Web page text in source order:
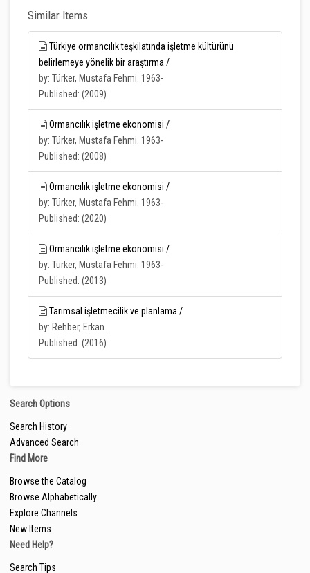
Similar Items
Türkiye ormancılık teşkilatında işletme kültürünü
belirlemeye yönelik bir araştırma /
by: Türker, Mustafa Fehmi. 1963-
Published: (2009)
Ormancılık işletme ekonomisi /
by: Türker, Mustafa Fehmi. 1963-
Published: (2008)
Ormancılık işletme ekonomisi /
by: Türker, Mustafa Fehmi. 1963-
Published: (2020)
Ormancılık işletme ekonomisi /
by: Türker, Mustafa Fehmi. 1963-
Published: (2013)
Tarımsal işletmecilik ve planlama /
by: Rehber, Erkan.
Published: (2016)
Search Options
Search History
Advanced Search
Find More
Browse the Catalog
Browse Alphabetically
Explore Channels
New Items
Need Help?
Search Tips